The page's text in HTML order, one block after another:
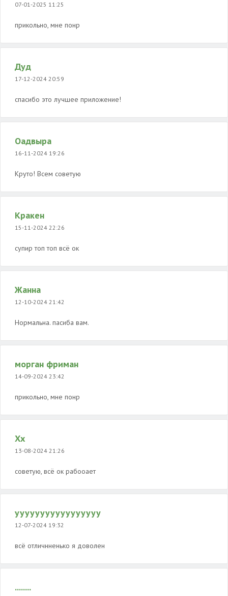
07-01-2025 11:25
прикольно, мне понр
Дуд
17-12-2024 20:59
спасибо это лучшее приложение!
Оадвыра
16-11-2024 19:26
Круто! Всем советую
Кракен
15-11-2024 22:26
супир топ топ всё ок
Жанна
12-10-2024 21:42
Нормальна. пасиба вам.
морган фриман
14-09-2024 23:42
прикольно, мне понр
Хх
13-08-2024 21:26
советую, всё ок рабооает
ууууууууууууууууу
12-07-2024 19:32
всё отличнненько я доволен
........